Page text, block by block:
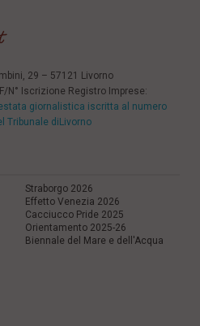
29 – 57121 Livorno
N° Iscrizione Registro Imprese:
giornalistica iscritta al numero
Tribunale diLivorno
Straborgo 2026
Effetto Venezia 2026
Cacciucco Pride 2025
Orientamento 2025-26
Biennale del Mare e dell'Acqua